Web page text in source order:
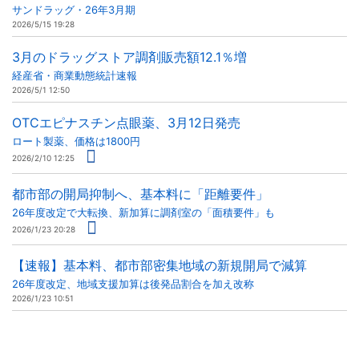
サンドラッグ・26年3月期
2026/5/15 19:28
3月のドラッグストア調剤販売額12.1％増
経産省・商業動態統計速報
2026/5/1 12:50
OTCエピナスチン点眼薬、3月12日発売
ロート製薬、価格は1800円
2026/2/10 12:25
都市部の開局抑制へ、基本料に「距離要件」
26年度改定で大転換、新加算に調剤室の「面積要件」も
2026/1/23 20:28
【速報】基本料、都市部密集地域の新規開局で減算
26年度改定、地域支援加算は後発品割合を加え改称
2026/1/23 10:51